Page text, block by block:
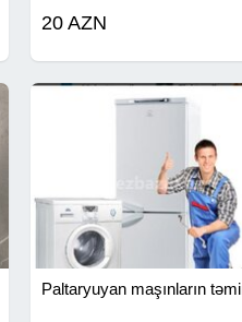
20 AZN
Paltaryuyan maşınların